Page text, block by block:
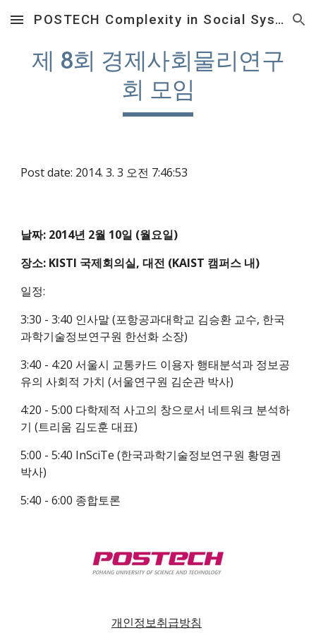
Skip to main content Skip to navigation
POSTECH Complexity in Social System Laboratory
제 8회 경제사회물리연구
회 모임
Post date: 2014. 3. 3 오전 7:46:53
날짜: 2014년 2월 10일 (월요일)
장소: KISTI 국제회의실, 대전 (KAIST 캠퍼스 내)
일정:
3:30 - 3:40 인사말 (포항공과대학교 김승환 교수, 한국
과학기술정보연구원 한선화 소장)
3:40 - 4:20 서울시 교통카드 이용자 행태분석과 정보공
유의 사회적 가치 (서울연구원 김순관 박사)
4:20 - 5:00 다학제적 사고의 창으로서 네트워크 분석하
기 (트리움 김도훈 대표)
5:00 - 5:40 InSciTe (한국과학기술정보연구원 황명권
박사)
5:40 - 6:00 종합토론
개인정보취급방침